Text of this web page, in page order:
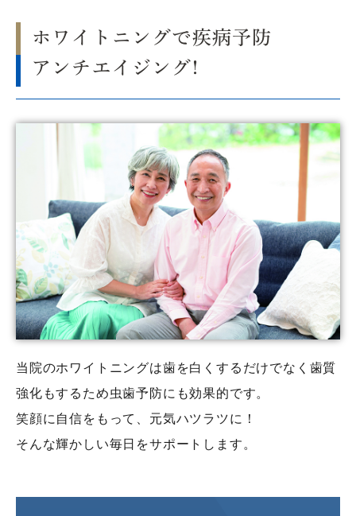
ホワイトニングで疾病予防
アンチエイジング!
当院のホワイトニングは歯を白くするだけでなく歯質
強化もするため虫歯予防にも効果的です。
笑顔に自信をもって、元気ハツラツに！
そんな輝かしい毎日をサポートします。